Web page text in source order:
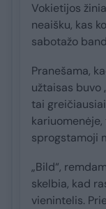
Vokietijos
neaišku, kas
sabotažo
Pranešama,
užtaisas buvo
tai
sprogstamoji
„Bild“,
skelbia, kad
vienintelis.